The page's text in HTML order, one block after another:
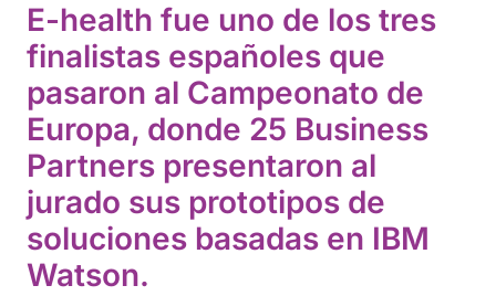
E-health fue uno de los tres
finalistas españoles que
pasaron al Campeonato de
Europa, donde 25 Business
Partners presentaron al
jurado sus prototipos de
soluciones basadas en IBM
Watson.